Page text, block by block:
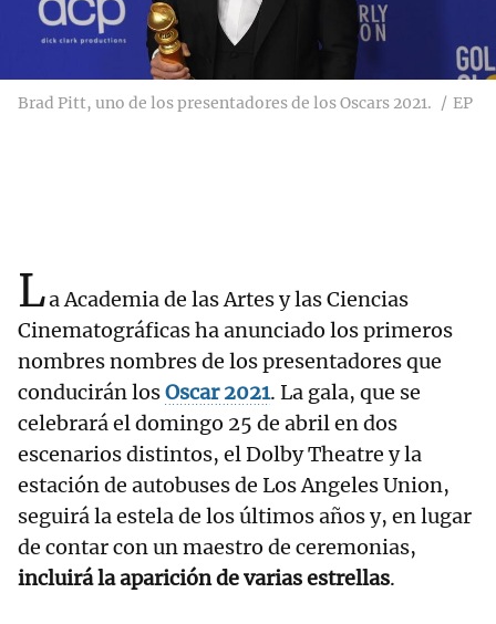
Brad Pitt, uno de los presentadores de los Oscars 2021. EP
La Academia de las Artes y las Ciencias
Cinematográficas ha anunciado los primeros
nombres nombres de los presentadores que
conducirán losOscar 2021. La gala, que se
celebrará el domingo 25 de abril en dos
escenarios distintos, el Dolby Theatre y la
estación de autobuses de Los Angeles Union,
seguirá la estela de los últimos años y, en lugar
de contar con un maestro de ceremonias,
incluirá la aparición de varias estrellas.